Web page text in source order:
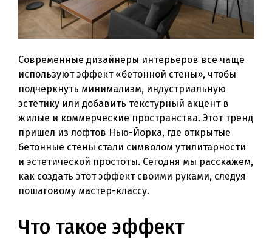
Современные дизайнеры интерьеров все чаще
используют эффект «бетонной стены», чтобы
подчеркнуть минимализм, индустриальную
эстетику или добавить текстурный акцент в
жилые и коммерческие пространства. Этот тренд
пришел из лофтов Нью-Йорка, где открытые
бетонные стены стали символом утилитарности
и эстетической простоты. Сегодня мы расскажем,
как создать этот эффект своими руками, следуя
пошаговому мастер-классу.
Что такое эффект